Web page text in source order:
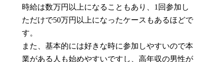
時給は数万円以上になることもあり、1回参加し
ただけで50万円以上になったケースもあるほどで
す。
また、基本的には好きな時に参加しやすいので本
業がある人も始めやすいですし、高年収の男性が